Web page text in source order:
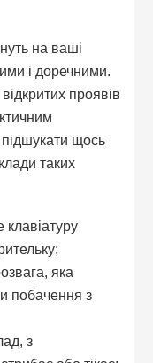
на ваші
і доречними.
проявів
щось
таких
яка
побачення з
з